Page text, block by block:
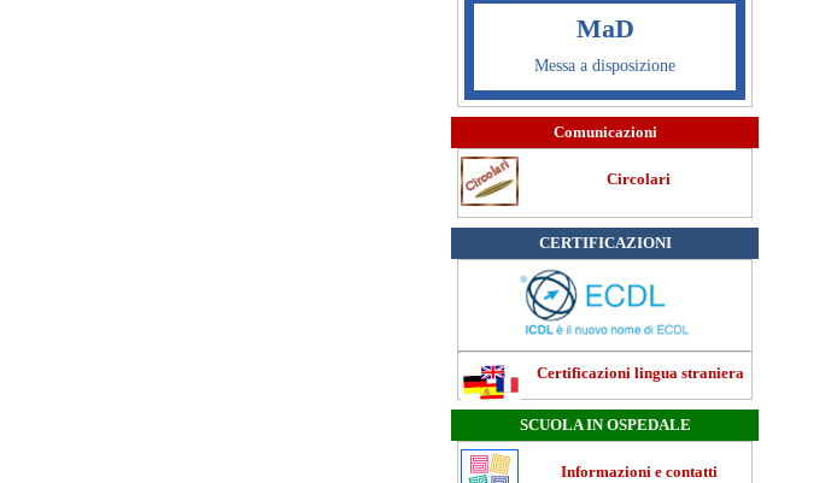
MaD
Messa a disposizione
Comunicazioni
Circolari
CERTIFICAZIONI
Certificazioni lingua straniera
SCUOLA IN OSPEDALE
Informazioni e contatti